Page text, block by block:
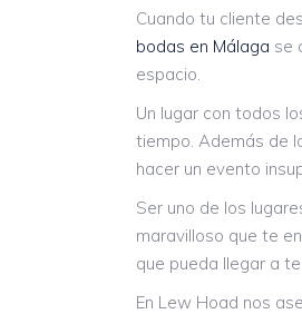
Cuando tu cliente
bodas en Málaga se
espacio.
Un lugar con todos
tiempo. Además de
hacer un evento
Ser uno de los
maravilloso que te
que pueda llegar a
En Lew Hoad nos